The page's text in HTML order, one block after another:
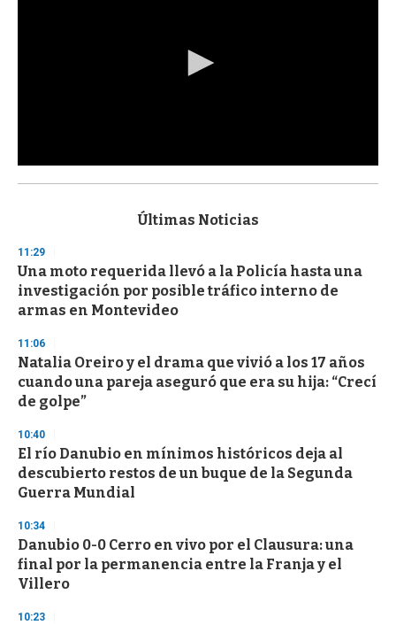
s
d
s
o
f
3
s
e
c
o
n
Últimas Noticias
11:29
Una moto requerida llevó a la Policía hasta una
investigación por posible tráfico interno de
armas en Montevideo
11:06
Natalia Oreiro y el drama que vivió a los 17 años
cuando una pareja aseguró que era su hija: “Crecí
de golpe”
10:40
El río Danubio en mínimos históricos deja al
descubierto restos de un buque de la Segunda
Guerra Mundial
10:34
Danubio 0-0 Cerro en vivo por el Clausura: una
final por la permanencia entre la Franja y el
Villero
10:23